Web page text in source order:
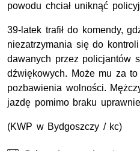
powodu chciał uniknąć
39-latek trafił do komendy,
niezatrzymania się do
dawanych przez policjantów
dźwiękowych. Może mu za
pozbawienia wolności.
jazdę pomimo braku
(KWP w Bydgoszczy / kc)